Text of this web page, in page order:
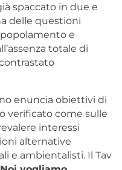
spaccato in due e
delle questioni
e
totale di
enuncia obiettivi di
verificato come sulle
interessi
alternative
e ambientalisti. Il Tav